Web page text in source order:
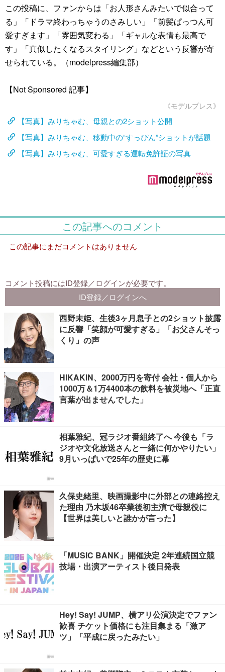
この投稿に、ファンからは「お人形さんみたいで似合って
る」「ドラマ終わっちゃうのさみしい」「前髪ぱっつん可
愛すぎます」「雰囲気変わる」「ギャルな表情も最高で
す」「真似したくなるスタイリング」などという反響が寄
せられている。（modelpress編集部）
【Not Sponsored 記事】
《モデルプレス》
【写真】みりちゃむ、母親との2ショット公開
【写真】みりちゃむ、移動中の“すっぴん”ショットが話題
【写真】みりちゃむ、可愛すぎる運転免許証の写真
西野未姫、生後3ヶ月息子との2ショット披露
に反響「笑顔が可愛すぎる」「お父さんそっ
くり」の声
HIKAKIN、2000万円を寄付 会社・個人から
1000万＆1万4400本の飲料を被災地へ「正直
言葉が出ませんでした」
相葉雅紀、冠ラジオ番組終了へ 今後も「ラ
ジオや文化放送さんと一緒に何かやりたい」
9月いっぱいで25年の歴史に幕
久保史緒里、映画撮影中に外部との連絡控え
た理由 乃木坂46卒業後初主演で母親役に
【世界は美しいと誰かが言った】
「MUSIC BANK」開催決定 2年連続国立競
技場・出演アーティスト後日発表
Hey! Say! JUMP、横アリ公演決定でファン
歓喜 チケット価格にも注目集まる「激ア
ツ」「平成に戻ったみたい」